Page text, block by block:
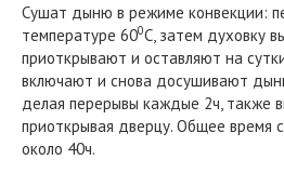
Сушат дыню в режиме конвекции:
температуре 600C, затем духовку
приоткрывают и оставляют на
включают и снова досушивают
делая перерывы каждые 2ч, также
приоткрывая дверцу. Общее время
около 40ч.